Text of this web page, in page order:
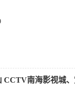
CCTV南海影视城